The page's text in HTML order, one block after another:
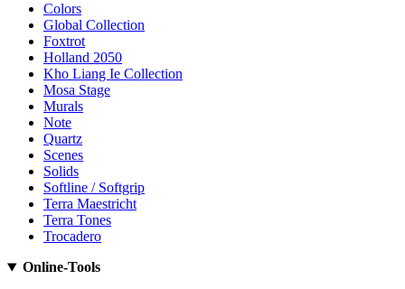
Colors
Global Collection
Foxtrot
Holland 2050
Kho Liang Ie Collection
Mosa Stage
Murals
Note
Quartz
Scenes
Solids
Softline / Softgrip
Terra Maestricht
Terra Tones
Trocadero
Online-Tools